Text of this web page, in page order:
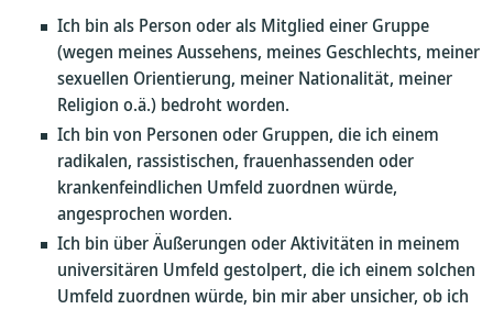
Ich bin als Person oder als Mitglied einer Gruppe
(wegen meines Aussehens, meines Geschlechts, meiner
sexuellen Orientierung, meiner Nationalität, meiner
Religion o.ä.) bedroht worden.
Ich bin von Personen oder Gruppen, die ich einem
radikalen, rassistischen, frauenhassenden oder
krankenfeindlichen Umfeld zuordnen würde,
angesprochen worden.
Ich bin über Äußerungen oder Aktivitäten in meinem
universitären Umfeld gestolpert, die ich einem solchen
Umfeld zuordnen würde, bin mir aber unsicher, ob ich